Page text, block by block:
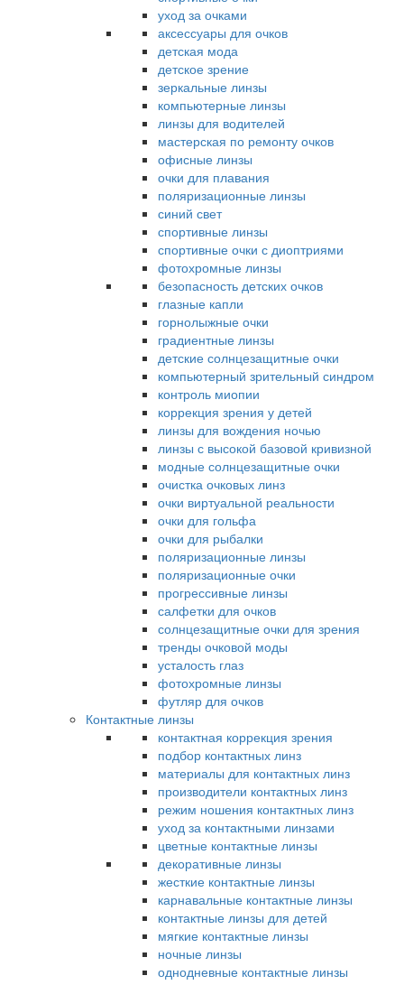
уход за очками
аксессуары для очков
детская мода
детское зрение
зеркальные линзы
компьютерные линзы
линзы для водителей
мастерская по ремонту очков
офисные линзы
очки для плавания
поляризационные линзы
синий свет
спортивные линзы
спортивные очки с диоптриями
фотохромные линзы
безопасность детских очков
глазные капли
горнолыжные очки
градиентные линзы
детские солнцезащитные очки
компьютерный зрительный синдром
контроль миопии
коррекция зрения у детей
линзы для вождения ночью
линзы с высокой базовой кривизной
модные солнцезащитные очки
очистка очковых линз
очки виртуальной реальности
очки для гольфа
очки для рыбалки
поляризационные линзы
поляризационные очки
прогрессивные линзы
салфетки для очков
солнцезащитные очки для зрения
тренды очковой моды
усталость глаз
фотохромные линзы
футляр для очков
Контактные линзы
контактная коррекция зрения
подбор контактных линз
материалы для контактных линз
производители контактных линз
режим ношения контактных линз
уход за контактными линзами
цветные контактные линзы
декоративные линзы
жесткие контактные линзы
карнавальные контактные линзы
контактные линзы для детей
мягкие контактные линзы
ночные линзы
однодневные контактные линзы